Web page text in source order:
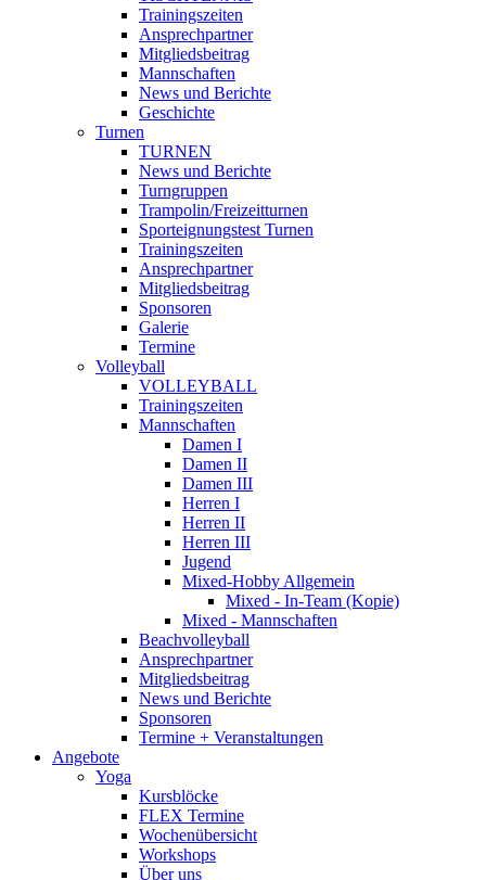
Trainingszeiten
Ansprechpartner
Mitgliedsbeitrag
Mannschaften
News und Berichte
Geschichte
Turnen
TURNEN
News und Berichte
Turngruppen
Trampolin/Freizeitturnen
Sporteignungstest Turnen
Trainingszeiten
Ansprechpartner
Mitgliedsbeitrag
Sponsoren
Galerie
Termine
Volleyball
VOLLEYBALL
Trainingszeiten
Mannschaften
Damen I
Damen II
Damen III
Herren I
Herren II
Herren III
Jugend
Mixed-Hobby Allgemein
Mixed - In-Team (Kopie)
Mixed - Mannschaften
Beachvolleyball
Ansprechpartner
Mitgliedsbeitrag
News und Berichte
Sponsoren
Termine + Veranstaltungen
Angebote
Yoga
Kursblöcke
FLEX Termine
Wochenübersicht
Workshops
Über uns